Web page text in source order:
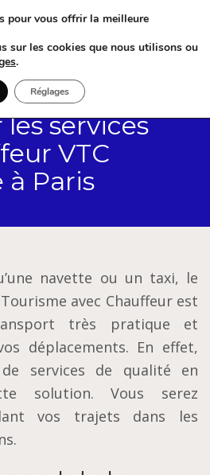
services
VTC
à Paris
navette ou un taxi, le
avec Chauffeur est
très pratique et
déplacements. En effet,
services de qualité en
solution. Vous serez
vos trajets dans les
pour vous offrir la meilleure
sur les cookies que nous utilisons ou
.
Réglages